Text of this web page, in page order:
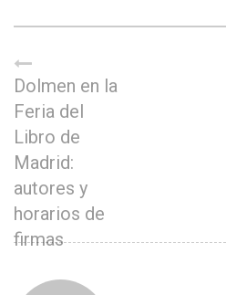
Dolmen en la
Feria del
Libro de
Madrid:
autores y
horarios de
firmas